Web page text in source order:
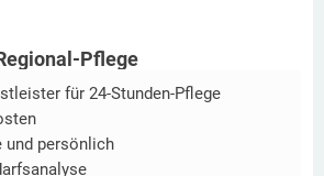
Pflege
für 24-Stunden-Pflege
und persönlich